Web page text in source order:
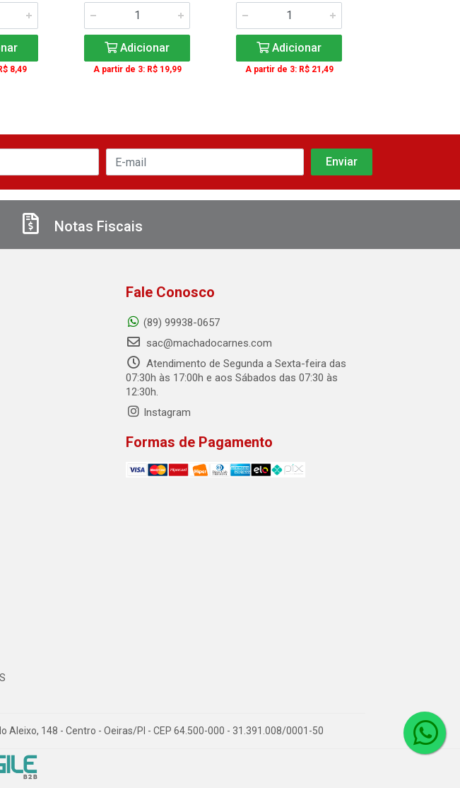
8,49
Adicionar
A partir de 3: R$ 19,99
Adicionar
A partir de 3: R$ 21,49
Notas Fiscais
Fale Conosco
(89) 99938-0657
sac@machadocarnes.com
Atendimento de Segunda a Sexta-feira das
07:30h às 17:00h e aos Sábados das 07:30 às
12:30h.
Instagram
Formas de Pagamento
148 - Centro - Oeiras/PI - CEP 64.500-000 - 31.391.008/0001-50